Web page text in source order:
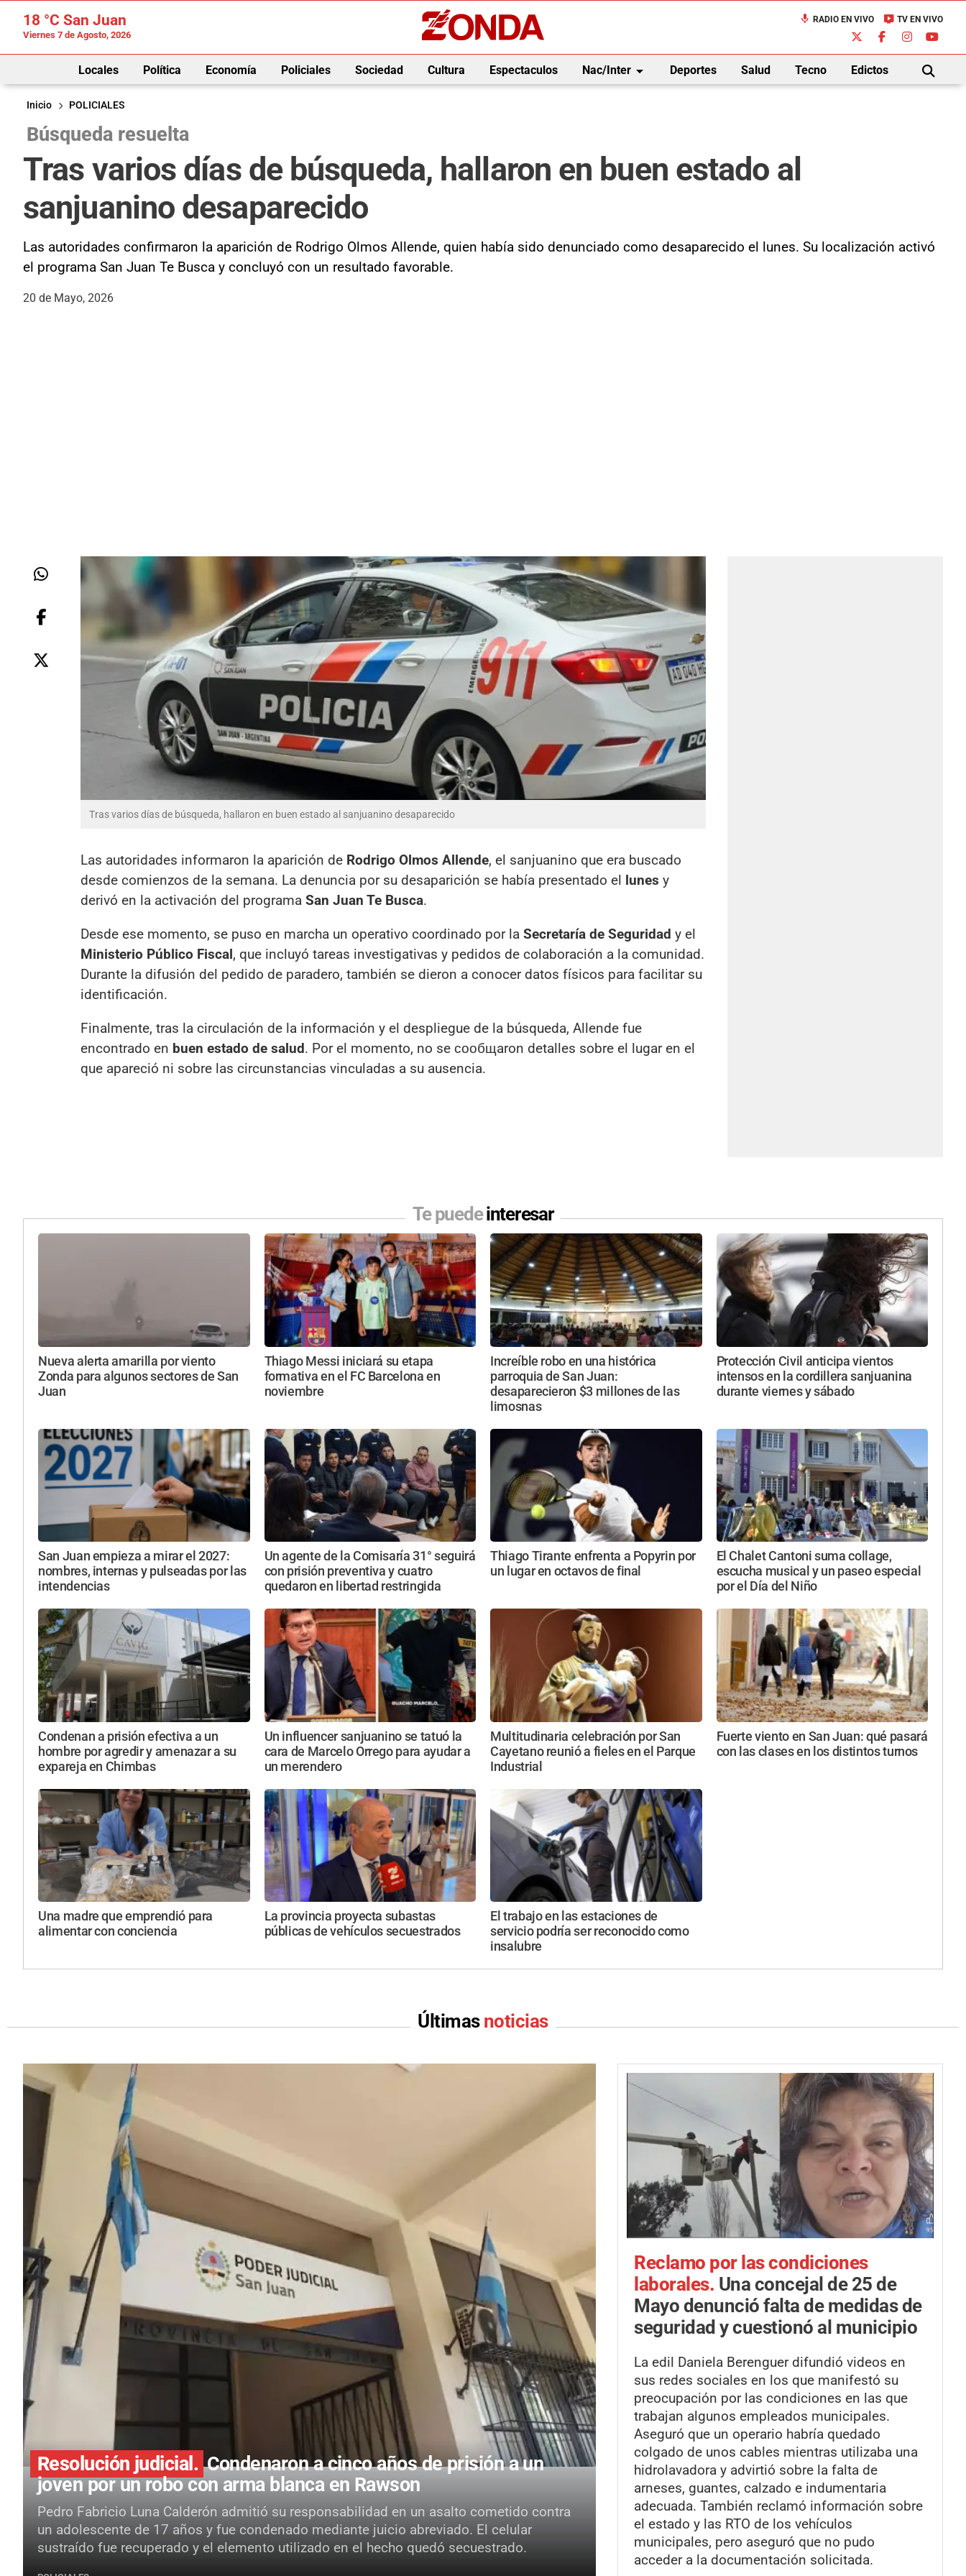
18 °C San Juan
Viernes 7 de Agosto, 2026
mic RADIO EN VIVO live_tv TV EN VIVO
Locales Política Economía Policiales Sociedad Cultura Espectaculos Nac/Interarrow_drop_down Deportes Salud Tecno Edictos
BUSCAR
Inicio
POLICIALES
Búsqueda resuelta
Tras varios días de búsqueda, hallaron en buen estado al
sanjuanino desaparecido
Las autoridades confirmaron la aparición de Rodrigo Olmos Allende, quien había sido denunciado como desaparecido el lunes. Su localización activó
el programa San Juan Te Busca y concluyó con un resultado favorable.
20 de Mayo, 2026
Tras varios días de búsqueda, hallaron en buen estado al sanjuanino desaparecido
Las autoridades informaron la aparición de Rodrigo Olmos Allende, el sanjuanino que era buscado
desde comienzos de la semana. La denuncia por su desaparición se había presentado el lunes y
derivó en la activación del programa San Juan Te Busca.
Desde ese momento, se puso en marcha un operativo coordinado por la Secretaría de Seguridad y el
Ministerio Público Fiscal, que incluyó tareas investigativas y pedidos de colaboración a la comunidad.
Durante la difusión del pedido de paradero, también se dieron a conocer datos físicos para facilitar su
identificación.
Finalmente, tras la circulación de la información y el despliegue de la búsqueda, Allende fue
encontrado en buen estado de salud. Por el momento, no se сообщaron detalles sobre el lugar en el
que apareció ni sobre las circunstancias vinculadas a su ausencia.
Te puedeinteresar
Nueva alerta amarilla por viento
Zonda para algunos sectores de San
Juan
Thiago Messi iniciará su etapa
formativa en el FC Barcelona en
noviembre
Increíble robo en una histórica
parroquia de San Juan:
desaparecieron $3 millones de las
limosnas
Protección Civil anticipa vientos
intensos en la cordillera sanjuanina
durante viernes y sábado
San Juan empieza a mirar el 2027:
nombres, internas y pulseadas por las
intendencias
Un agente de la Comisaría 31° seguirá
con prisión preventiva y cuatro
quedaron en libertad restringida
Thiago Tirante enfrenta a Popyrin por
un lugar en octavos de final
El Chalet Cantoni suma collage,
escucha musical y un paseo especial
por el Día del Niño
Condenan a prisión efectiva a un
hombre por agredir y amenazar a su
expareja en Chimbas
Un influencer sanjuanino se tatuó la
cara de Marcelo Orrego para ayudar a
un merendero
Multitudinaria celebración por San
Cayetano reunió a fieles en el Parque
Industrial
Fuerte viento en San Juan: qué pasará
con las clases en los distintos turnos
Una madre que emprendió para
alimentar con conciencia
La provincia proyecta subastas
públicas de vehículos secuestrados
El trabajo en las estaciones de
servicio podría ser reconocido como
insalubre
Últimas noticias
Resolución judicial. Condenaron a cinco años de prisión a un
joven por un robo con arma blanca en Rawson
Pedro Fabricio Luna Calderón admitió su responsabilidad en un asalto cometido contra
un adolescente de 17 años y fue condenado mediante juicio abreviado. El celular
sustraído fue recuperado y el elemento utilizado en el hecho quedó secuestrado.
Reclamo por las condiciones
laborales. Una concejal de 25 de
Mayo denunció falta de medidas de
seguridad y cuestionó al municipio
La edil Daniela Berenguer difundió videos en
sus redes sociales en los que manifestó su
preocupación por las condiciones en las que
trabajan algunos empleados municipales.
Aseguró que un operario habría quedado
colgado de unos cables mientras utilizaba una
hidrolavadora y advirtió sobre la falta de
arneses, guantes, calzado e indumentaria
adecuada. También reclamó información sobre
el estado y las RTO de los vehículos
municipales, pero aseguró que no pudo
acceder a la documentación solicitada.